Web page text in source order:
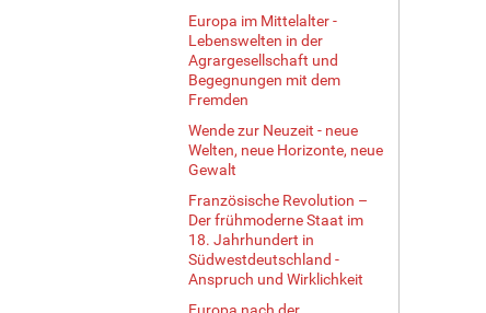
Europa im Mittelalter -
Lebenswelten in der
Agrargesellschaft und
Begegnungen mit dem
Fremden
Wende zur Neuzeit - neue
Welten, neue Horizonte, neue
Gewalt
Französische Revolution –
Der frühmoderne Staat im
18. Jahrhundert in
Südwestdeutschland -
Anspruch und Wirklichkeit
Europa nach der